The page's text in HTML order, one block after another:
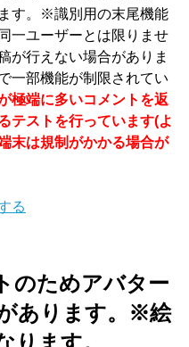
す。※識別用の末尾機能
一ユーザーとは限りませ
が行えない場合がありま
一部機能が制限されてい
極端に多いコメントを返
テストを行っています(よ
末は規制がかかる場合が
る
のためアバター
あります。※絵